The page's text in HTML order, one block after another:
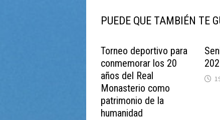
PUEDE QUE TAMBIÉN TE
Torneo deportivo para
conmemorar los 20
años del Real
Monasterio como
patrimonio de la
humanidad